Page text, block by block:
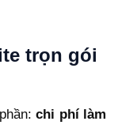
trọn gói
chi phí làm